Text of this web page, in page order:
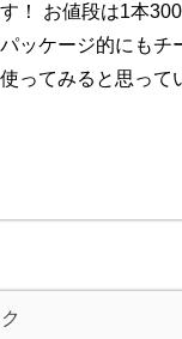
！ お値段は1本
ッケージ的にもチ
ってみると思って